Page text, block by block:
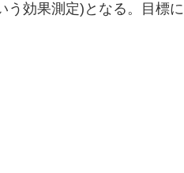
う効果測定)となる。目標に